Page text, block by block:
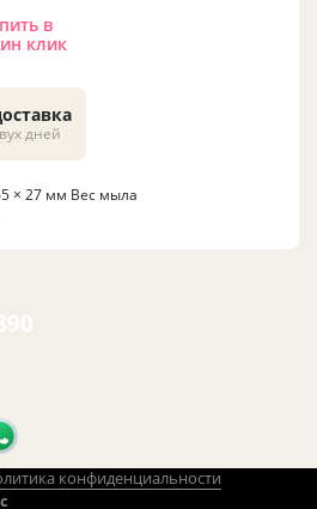
в
клик
дней
× 27 мм Вес мыла
конфиденциальности